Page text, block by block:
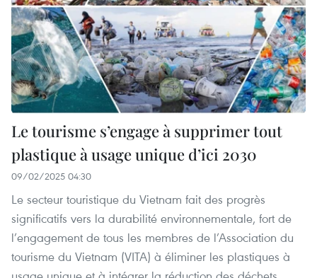
Le tourisme s’engage à supprimer tout
plastique à usage unique d’ici 2030
09/02/2025 04:30
Le secteur touristique du Vietnam fait des progrès
significatifs vers la durabilité environnementale, fort de
l’engagement de tous les membres de l’Association du
tourisme du Vietnam (VITA) à éliminer les plastiques à